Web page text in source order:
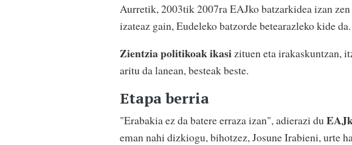
Aurretik, 2003tik 2007ra EAJko batzarkidea izan
izateaz gain, Eudeleko batzorde betearazleko kide da.
Zientzia politikoak ikasizituen eta irakaskuntzan,
aritu da lanean, besteak beste.
Etapa berria
"Erabakia ez da batere erraza izan", adierazi du
eman nahi dizkiogu, bihotzez, Josune Irabieni, urte